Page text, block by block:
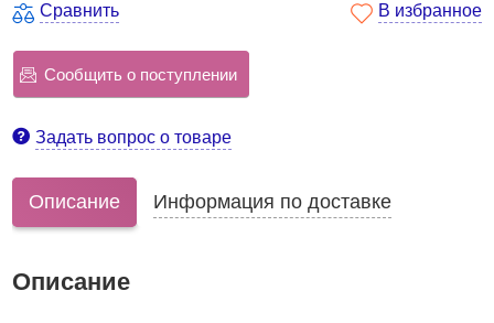
Сравнить В избранное
Сообщить о поступлении
Задать вопрос о товаре
Описание Информация по доставке
Описание